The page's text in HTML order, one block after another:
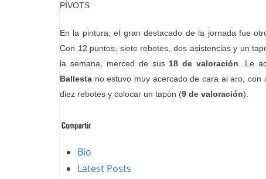
PÍVOTS
En la pintura, el gran destacado de la jornada fue
Con 12 puntos, siete rebotes, dos asistencias y un
la semana, merced de sus 18 de valoración . Le
Ballesta no estuvo muy acercado de cara al aro,
diez rebotes y colocar un tapón (9 de valoración).
The
following
Bio
Latest Posts